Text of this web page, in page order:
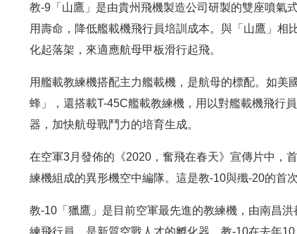
教-9「山鷹」是由貴州飛機製造公司研製的雙座噴氣
用壽命，降低艦載機飛行員培訓成本。與「山鷹」相
化起落架，來適應航母甲板滑行起飛。
用艦載教練機搭配主力艦載機，是航母的標配。如
蜂」，還搭載T-45C艦載教練機，用以對艦載機飛行
器，加快航母戰鬥力的培育生成。
在空軍3月發佈的《2020，奮飛在春天》宣傳片中，
練機組成的異形機空中編隊。這是教-10與殲-20的首
教-10「獵鷹」是目前空軍最先進的教練機，由南昌
練飛行員，是新質空戰人才的孵化器。教-10在去年